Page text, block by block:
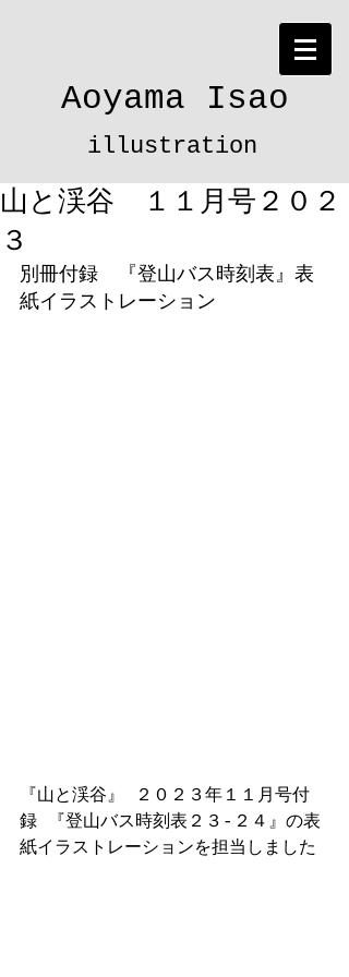
Aoyama Isao
illustration
山と渓谷 １１月号２０２
３
別冊付録　『登山バス時刻表』表
紙イラストレーション
『山と渓谷』 ２０２３年１１月号付
録 『登山バス時刻表２３-２４』の表
紙イラストレーションを担当しました